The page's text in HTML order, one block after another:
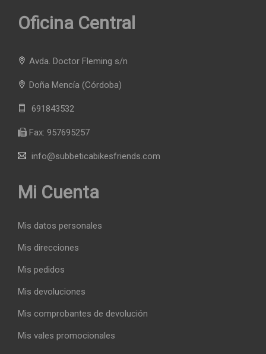
Oficina Central
Avda. Doctor Fleming s/n
Doña Mencía (Córdoba)
691843532
Fax: 957695257
info@subbeticabikesfriends.com
Mi Cuenta
Mis datos personales
Mis direcciones
Mis pedidos
Mis devoluciones
Mis comprobantes de devolución
Mis vales promocionales